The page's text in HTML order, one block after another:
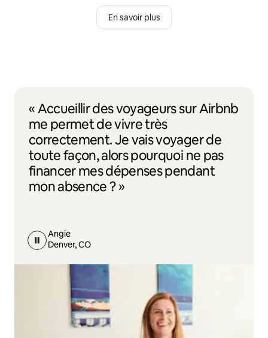
En savoir plus
« Accueillir des voyageurs sur Airbnb
me permet de vivre très
correctement. Je vais voyager de
toute façon, alors pourquoi ne pas
financer mes dépenses pendant
mon absence ? »
Angie
Denver, CO